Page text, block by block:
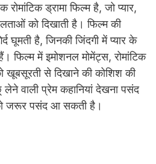
ड्रामा फिल्म है, जो प्यार,
को दिखाती है। फिल्म की
घूमती है, जिनकी जिंदगी में प्यार के
फिल्म में इमोशनल मोमेंट्स, रोमांटिक
खूबसूरती से दिखाने की कोशिश की
वाली प्रेम कहानियां देखना पसंद
जरूर पसंद आ सकती है।